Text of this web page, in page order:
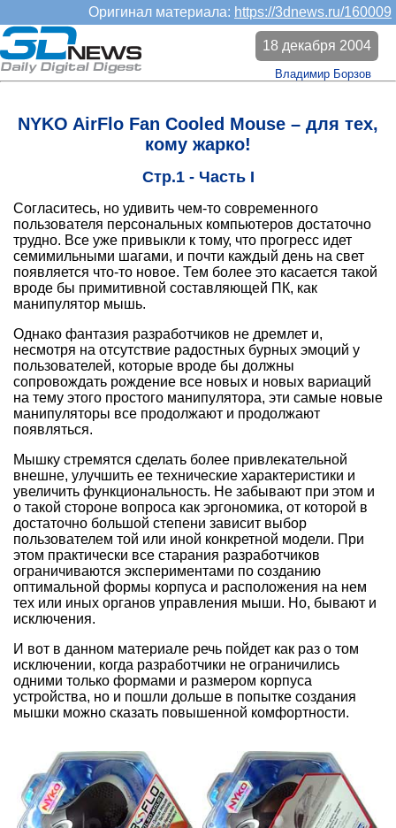
Оригинал материала: https://3dnews.ru/160009
NYKO AirFlo Fan Cooled Mouse – для тех,
кому жарко!
18 декабря 2004
Владимир Борзов
Стр.1 - Часть I
Согласитесь, но удивить чем-то современного
пользователя персональных компьютеров достаточно
трудно. Все уже привыкли к тому, что прогресс идет
семимильными шагами, и почти каждый день на свет
появляется что-то новое. Тем более это касается такой
вроде бы примитивной составляющей ПК, как
манипулятор мышь.
Однако фантазия разработчиков не дремлет и,
несмотря на отсутствие радостных бурных эмоций у
пользователей, которые вроде бы должны
сопровождать рождение все новых и новых вариаций
на тему этого простого манипулятора, эти самые новые
манипуляторы все продолжают и продолжают
появляться.
Мышку стремятся сделать более привлекательной
внешне, улучшить ее технические характеристики и
увеличить функциональность. Не забывают при этом и
о такой стороне вопроса как эргономика, от которой в
достаточно большой степени зависит выбор
пользователем той или иной конкретной модели. При
этом практически все старания разработчиков
ограничиваются экспериментами по созданию
оптимальной формы корпуса и расположения на нем
тех или иных органов управления мыши. Но, бывают и
исключения.
И вот в данном материале речь пойдет как раз о том
исключении, когда разработчики не ограничились
одними только формами и размером корпуса
устройства, но и пошли дольше в попытке создания
мышки можно сказать повышенной комфортности.